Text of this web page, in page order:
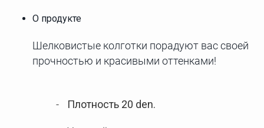
О продукте
Шелковистые колготки порадуют вас своей
прочностью и красивыми оттенками!
Плотность 20 den.